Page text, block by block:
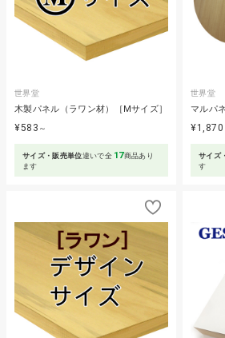
世界堂
木製パネル（ラワン材）［Mサイズ］
¥583 ～
サイズ・販売単位違いで全 17商品あり
ます
世界堂
マルパ
¥1,870
サイズ
す